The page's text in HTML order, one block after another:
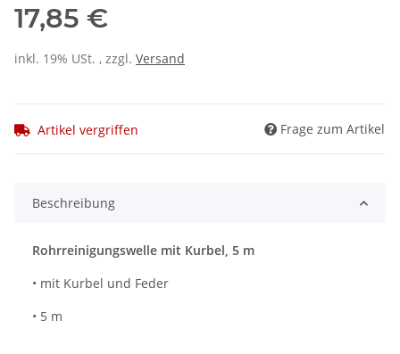
17,85 €
inkl. 19% USt. , zzgl. Versand
Artikel vergriffen Frage zum Artikel
Beschreibung
Rohrreinigungswelle mit Kurbel, 5 m
• mit Kurbel und Feder
• 5 m